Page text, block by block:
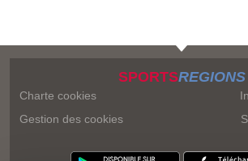
SPORTSREGIONS
Charte cookies
Gestion des cookies